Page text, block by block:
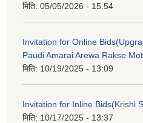
मिति: 05/05/2026 - 15:54
Invitation for Online
Paudi Amarai Arewa Rakse
मिति: 10/19/2025 - 13:09
Invitation for Inline Bids(Krishi
मिति: 10/17/2025 - 13:37